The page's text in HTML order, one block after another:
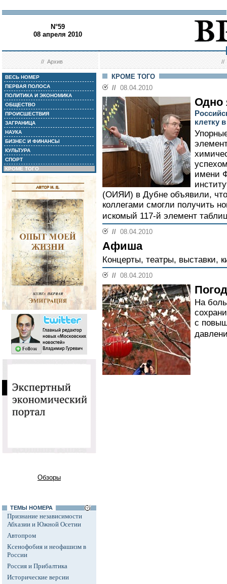
N°59
08 апреля 2010
//Архив //
ВЕСЬ НОМЕР
ПЕРВАЯ ПОЛОСА
ПОЛИТИКА И ЭКОНОМИКА
ОБЩЕСТВО
ПРОИСШЕСТВИЯ
ЗАГРАНИЦА
НАУКА
БИЗНЕС И ФИНАНСЫ
КУЛЬТУРА
СПОРТ
КРОМЕ ТОГО
Обзоры
ТЕМЫ НОМЕРА
Признание независимости
Абхазии и Южной Осетии
Автопром
Ксенофобия и неофашизм в
России
Россия и Прибалтика
Исторические версии
КРОМЕ ТОГО
// 08.04.2010
Одно
клетку
имени
(ОИЯИ) в Дубне объявили,
коллегами смогли получить
искомый 117-й элемент
// 08.04.2010
Афиша
Концерты, театры, выставки,
// 08.04.2010
На
с